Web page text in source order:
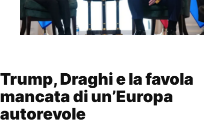
Trump, Draghi e la favola
mancata di un’Europa
autorevole